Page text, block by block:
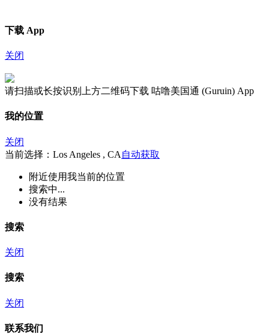
下载 App
关闭
请扫描或长按识别上方二维码下载 咕噜美国通 (Guruin) App
我的位置
关闭
当前选择：Los Angeles , CA 自动获取
附近使用我当前的位置
搜索中...
没有结果
搜索
关闭
搜索
关闭
联系我们